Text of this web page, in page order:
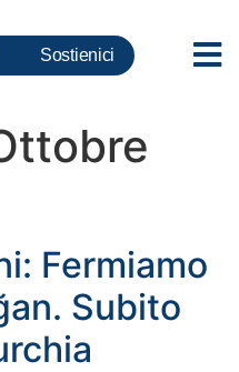
Sostienici
Fermiamo
Subito